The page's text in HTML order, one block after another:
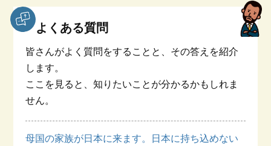
よくある質問
皆さんがよく質問をすることと、その答えを紹介
します。
ここを見ると、知りたいことが分かるかもしれま
せん。
母国の家族が日本に来ます。日本に持ち込めない